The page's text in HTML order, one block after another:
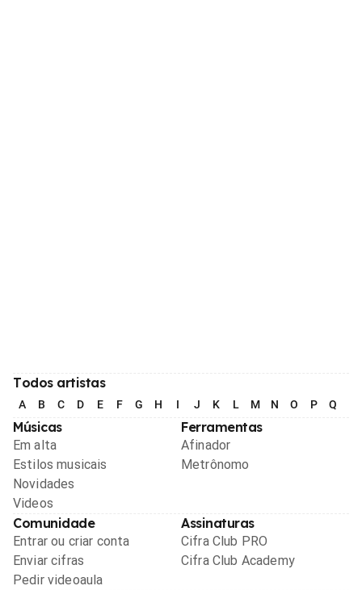
Todos artistas
A B C D E F G H I J K L M N O P Q
Músicas
Em alta
Estilos musicais
Novidades
Videos
Ferramentas
Afinador
Metrônomo
Comunidade
Entrar ou criar conta
Enviar cifras
Pedir videoaula
Assinaturas
Cifra Club PRO
Cifra Club Academy